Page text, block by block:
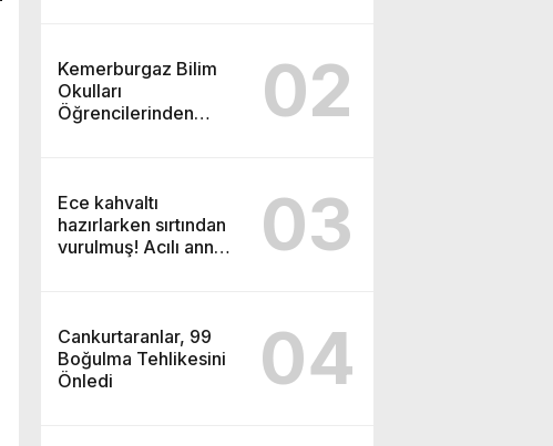
Kemerburgaz Bilim
Okulları
Öğrencilerinden
02
Ece kahvaltı
hazırlarken sırtından
vurulmuş! Acılı anne:
03
Cankurtaranlar, 99
Boğulma Tehlikesini
Önledi
04